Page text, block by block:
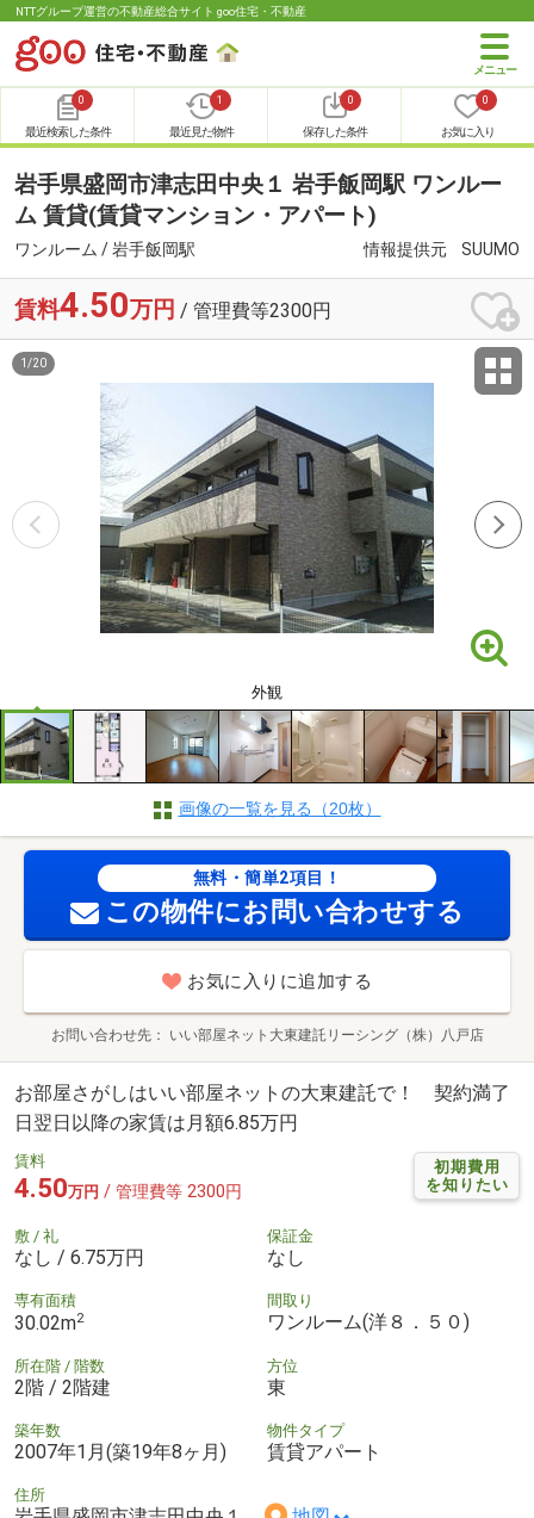
NTTグループ運営の不動産総合サイト goo住宅・不動産
0
最近検索した条件
1
最近見た物件
0
保存した条件
0
お気に入り
岩手県盛岡市津志田中央１ 岩手飯岡駅 ワンルー
ム 賃貸(賃貸マンション・アパート)
ワンルーム / 岩手飯岡駅 情報提供元 SUUMO
賃料4.50万円 / 管理費等2300円
外観
1 /20
画像の一覧を見る（20枚）
無料・簡単2項目！
この物件にお問い合わせする
お気に入りに追加する
お問い合わせ先 いい部屋ネット大東建託リーシング（株）八戸店
お部屋さがしはいい部屋ネットの大東建託で！ 契約満了
日翌日以降の家賃は月額6.85万円
初期費用
を知りたい
賃料
4.50万円 / 管理費等 2300円
敷 / 礼
なし / 6.75万円
保証金
なし
専有面積
30.02m2
間取り
ワンルーム(洋８．５０)
所在階 / 階数
2階 / 2階建
方位
東
築年数
2007年1月(築19年8ヶ月)
物件タイプ
賃貸アパート
住所